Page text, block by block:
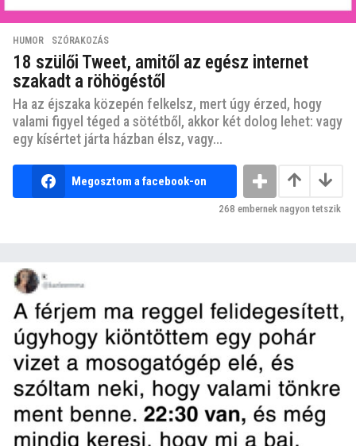
HUMOR ,SZÓRAKOZÁS
18 szülői Tweet, amitől az egész internet
szakadt a röhögéstől
Ha az éjszaka közepén felkelsz, mert úgy érzed, hogy
valami figyel téged a sötétből, akkor két dolog lehet: vagy
egy kísértet járta házban élsz, vagy...
Megosztom a facebook-on
268 embernek nagyon tetszik